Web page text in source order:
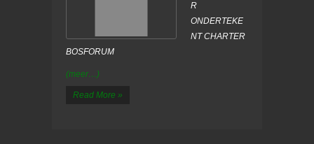
R
ONDERTEKE
NT CHARTER
BOSFORUM
(meer…)
Read More »